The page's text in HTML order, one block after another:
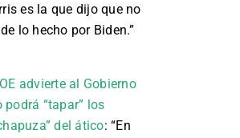
es la que dijo que no
lo hecho por Biden.”
advierte al Gobierno
podrá “tapar” los
del ático: “En